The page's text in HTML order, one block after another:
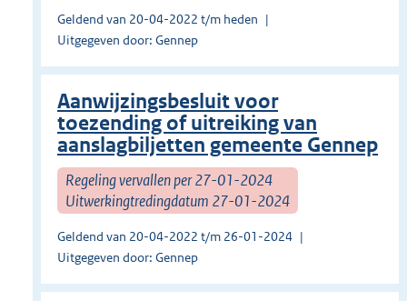
Geldend van 20-04-2022 t/m heden
Uitgegeven door: Gennep
Aanwijzingsbesluit voor
toezending of uitreiking van
aanslagbiljetten gemeente Gennep
Regeling vervallen per 27-01-2024
Uitwerkingtredingdatum 27-01-2024
Geldend van 20-04-2022 t/m 26-01-2024
Uitgegeven door: Gennep